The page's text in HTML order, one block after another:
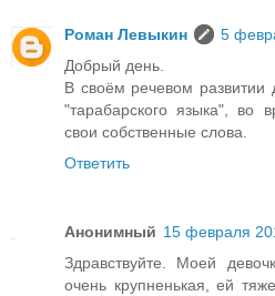
Роман Левыкин
5
Добрый день.
В своём речевом развитии
"тарабарского языка", во
свои собственные слова.
Ответить
Анонимный 15 февраля
Здравствуйте. Моей
очень крупненькая, ей